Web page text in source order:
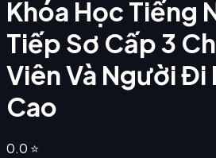
Khóa Học Tiếng
Tiếp Sơ Cấp 3
Viên Và Người Đi
Cao
0.0 ⭐